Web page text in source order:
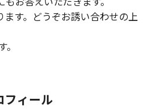
す。どうぞお誘い合わせの上
フィール